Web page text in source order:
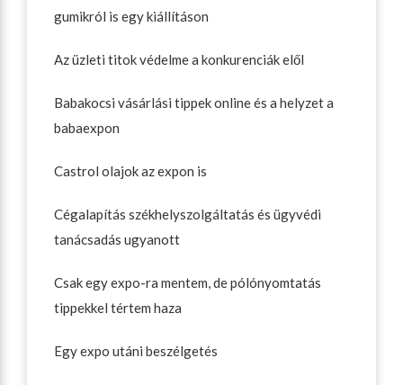
gumikról is egy kiállításon
Az üzleti titok védelme a konkurenciák elől
Babakocsi vásárlási tippek online és a helyzet a
babaexpon
Castrol olajok az expon is
Cégalapítás székhelyszolgáltatás és ügyvédi
tanácsadás ugyanott
Csak egy expo-ra mentem, de pólónyomtatás
tippekkel tértem haza
Egy expo utáni beszélgetés